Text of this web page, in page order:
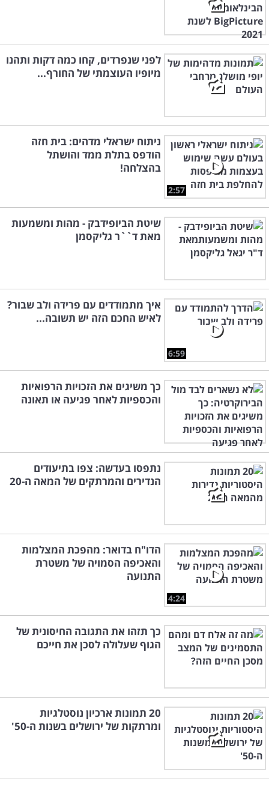
לפני שנפרדים, קחו כמה דקות ותהנו
מיופיו העוצמתי של החורף...
2:57
ניתוח ישראלי מדהים: בית חזה
הודפס בתלת ממד והושתל
בהצלחה!
שיטת הביופידבק - מהות ומשמעות
מאת ד``ר גליקסמן
6:59
איך מתמודדים עם פרידה ולב שבור?
לאיש החכם הזה יש תשובה...
כך משיגים את הזכויות הרפואיות
והכספיות לאחר פגיעה או תאונה
נתפסו בעדשה: צפו בתיעודים
הנדירים והמרתקים של המאה ה-20
4:24
הדו"ח בדואר: מהפכת המצלמות
והאכיפה הסמויה של משטרת
התנועה
כך תזהו את התגובה החיסונית של
הגוף שעלולה לסכן את חייכם
20 תמונות ארכיון נוסטלגיות
ומרתקות של ירושלים בשנות ה-50'